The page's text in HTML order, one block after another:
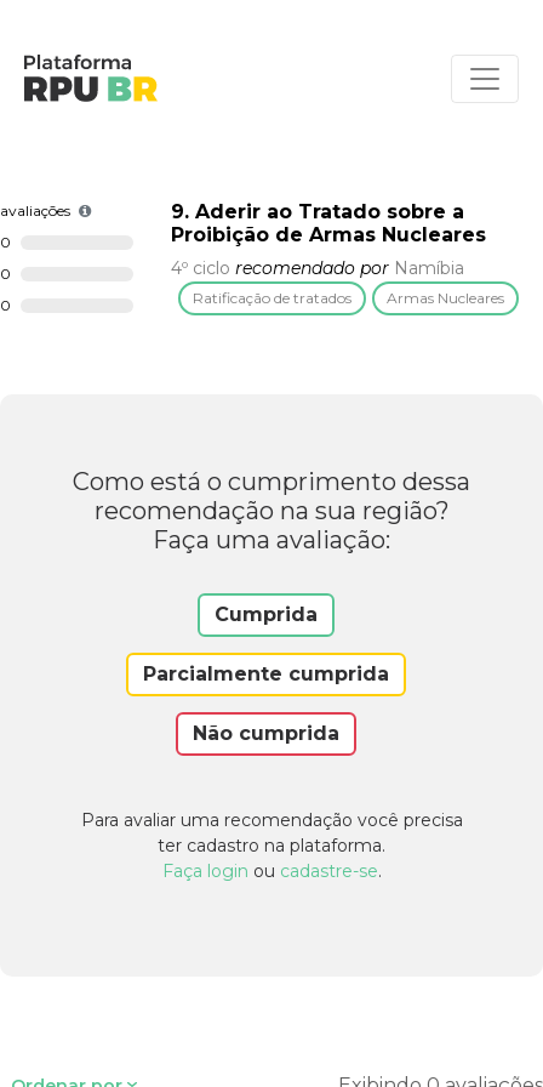
avaliações
0
0
0
9. Aderir ao Tratado sobre a
Proibição de Armas Nucleares
4º ciclo recomendado por Namíbia
Ratificação de tratados Armas Nucleares
Como está o cumprimento dessa
recomendação na sua região?
Faça uma avaliação:
Cumprida
Parcialmente cumprida
Não cumprida
Para avaliar uma recomendação você precisa
ter cadastro na plataforma.
Faça login ou cadastre-se.